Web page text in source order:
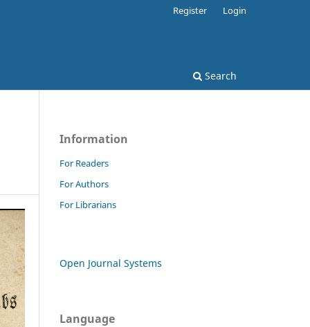
Search
Register Login
Information
For Readers
For Authors
For Librarians
Open Journal Systems
Language